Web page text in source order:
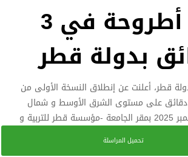
مسابقة أطروحة في 3
بدولة قطر
قطر، أعلنت عن إنطلاق النسخة الأولى من
مسابقة أطروحة في 3 دقائق على مستوى الشرق الأوسط و شمال
إفريقياو ذلك يوم 2 نوفمبر 2025 بمقر الجامعة -مؤسسة قطر للتربية و
تحميل المراسلة